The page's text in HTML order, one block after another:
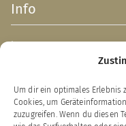
Um dir ein optimales Erlebnis
Cookies, um
zuzugreifen. Wenn du diesen
Info
Impressum
Verpackungsentsorgung
Widerrufsbelehrung